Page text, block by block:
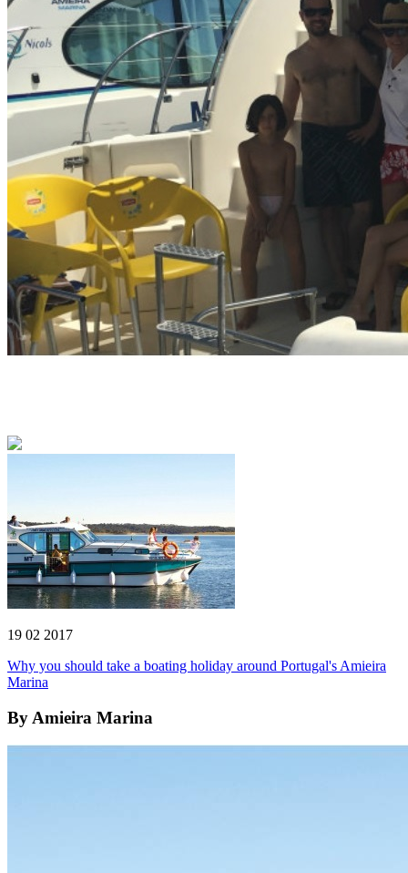
19 02 2017
Why you should take a boating holiday around Portugal's Amieira
Marina
By Amieira Marina